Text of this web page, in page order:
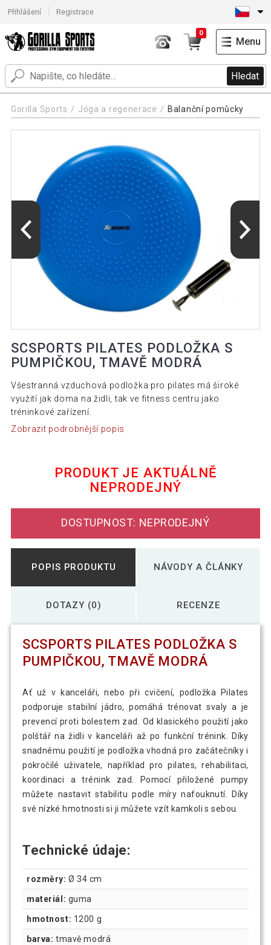
Přihlášení Registrace
Hledat
0
Menu
Gorilla Sports Jóga a regenerace Balanční pomůcky
SCSPORTS PILATES PODLOŽKA S
PUMPIČKOU, TMAVĚ MODRÁ
Všestranná vzduchová podložka pro pilates má široké
využití jak doma na židli, tak ve fitness centru jako
tréninkové zařízení.
Zobrazit podrobnější popis
PRODUKT JE AKTUÁLNĚ
NEPRODEJNÝ
DOSTUPNOST: NEPRODEJNÝ
POPIS PRODUKTU NÁVODY A ČLÁNKY
DOTAZY (0) RECENZE
SCSPORTS PILATES PODLOŽKA S
PUMPIČKOU, TMAVĚ MODRÁ
Ať už v kanceláři, nebo při cvičení, podložka Pilates
podporuje stabilní jádro, pomáhá trénovat svaly a je
prevencí proti bolestem zad. Od klasického použití jako
polštář na židli v kanceláři až po funkční trénink. Díky
snadnému použití je podložka vhodná pro začátečníky i
pokročilé uživatele, například pro pilates, rehabilitaci,
koordinaci a trénink zad. Pomocí přiložené pumpy
můžete nastavit stabilitu podle míry nafouknutí. Díky
své nízké hmotnosti si ji můžete vzít kamkoli s sebou.
Technické údaje:
rozměry: Ø 34 cm
materiál: guma
hmotnost: 1200 g
barva: tmavě modrá